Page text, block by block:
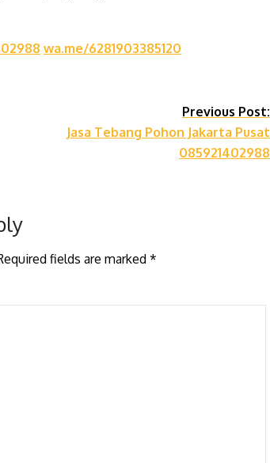
wa.me/6281903385120
Previous Post:
Jasa Tebang Pohon Jakarta Pusat
085921402988
fields are marked *